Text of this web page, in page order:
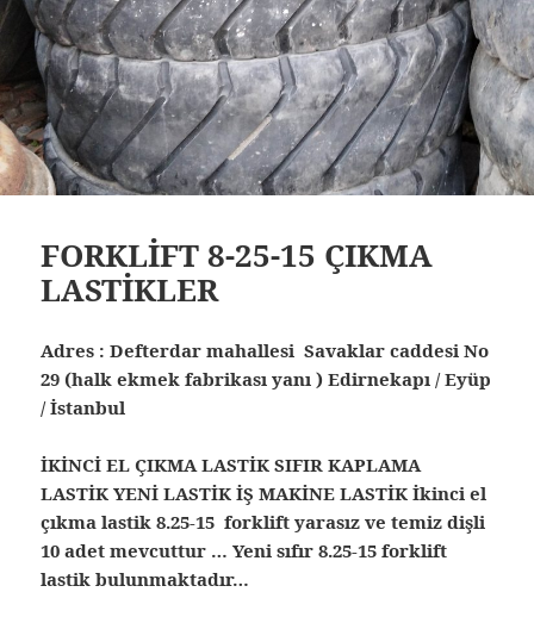
FORKLİFT 8-25-15 ÇIKMA
LASTİKLER
Adres : Defterdar mahallesi Savaklar caddesi No
29 (halk ekmek fabrikası yanı ) Edirnekapı / Eyüp
/ İstanbul
İKİNCİ EL ÇIKMA LASTİK SIFIR KAPLAMA
LASTİK YENİ LASTİK İŞ MAKİNE LASTİK İkinci el
çıkma lastik 8.25-15 forklift yarasız ve temiz dişli
10 adet mevcuttur … Yeni sıfır 8.25-15 forklift
lastik bulunmaktadır…